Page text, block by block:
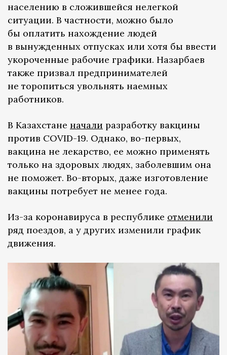
населению в сложившейся нелегкой
ситуации. В частности, можно было
бы оплатить нахождение людей
в вынужденных отпусках или хотя бы ввести
укороченные рабочие графики. Назарбаев
также призвал предпринимателей
не торопиться увольнять наемных
работников.
В Казахстане начали разработку вакцины
против COVID-19. Однако, во-первых,
вакцина не лекарство, ее можно применять
только на здоровых людях, заболевшим она
не поможет. Во-вторых, даже изготовление
вакцины потребует не менее года.
Из-за коронавируса в республике отменили
ряд поездов, а у других изменили график
движения.